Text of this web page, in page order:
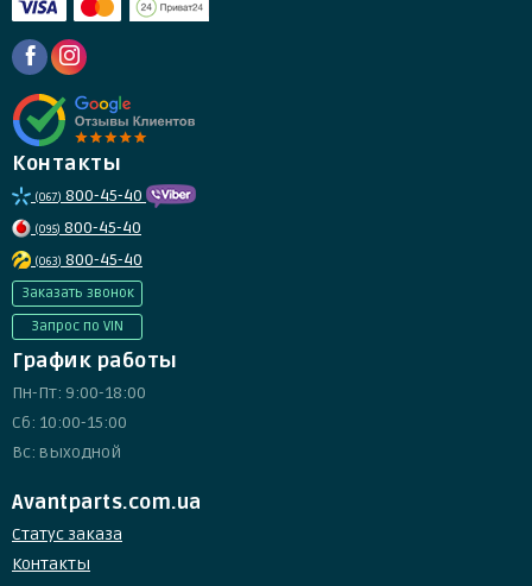
Контакты
(067) 800-45-40
(095) 800-45-40
(063) 800-45-40
Заказать звонок
Запрос по VIN
График работы
Пн-Пт: 9:00-18:00
Сб: 10:00-15:00
Вс: выходной
Avantparts.com.ua
Статус заказа
Контакты